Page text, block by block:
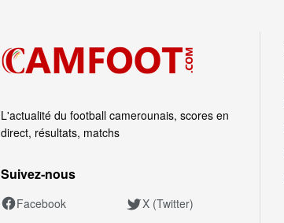
L'actualité du football camerounais, scores en
direct, résultats, matchs
Suivez‑nous
Facebook X (Twitter)